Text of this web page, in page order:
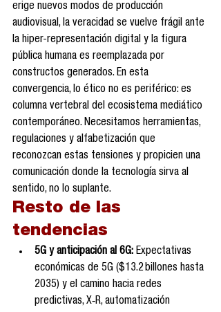
erige nuevos modos de producción
audiovisual, la veracidad se vuelve frágil ante
la hiper-representación digital y la figura
pública humana es reemplazada por
constructos generados. En esta
convergencia, lo ético no es periférico: es
columna vertebral del ecosistema mediático
contemporáneo. Necesitamos herramientas,
regulaciones y alfabetización que
reconozcan estas tensiones y propicien una
comunicación donde la tecnología sirva al
sentido, no lo suplante.
Resto de las
tendencias
5G y anticipación al 6G: Expectativas
económicas de 5G ($13.2 billones hasta
2035) y el camino hacia redes
predictivas, X‑R, automatización